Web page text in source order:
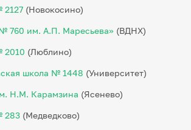
(Новокосино)
760 им. А.П. Маресьева» (ВДНХ)
2010 (Люблино)
школа № 1448 (Университет)
Н.М. Карамзина (Ясенево)
283 (Медведково)